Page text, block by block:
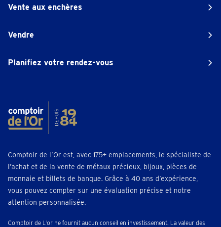
Vente aux enchères
Vendre
Planifiez votre rendez-vous
Comptoir de l’Or est, avec 175+ emplacements, le spécialiste de
l’achat et de la vente de métaux précieux, bijoux, pièces de
monnaie et billets de banque. Grâce à 40 ans d’expérience,
vous pouvez compter sur une évaluation précise et notre
attention personnalisée.
Comptoir de L'or ne fournit aucun conseil en investissement. La valeur des